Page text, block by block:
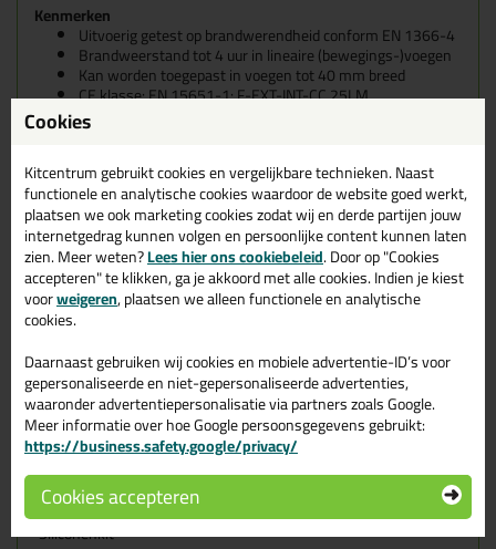
Kenmerken
Uitvoerig getest op brandwerendheid conform EN 1366-4
Brandweerstand tot 4 uur in lineaire (bewegings-)voegen
Kan worden toegepast in voegen tot 40 mm breed
CE klasse: EN 15651-1: F-EXT-INT-CC 25LM
CE klasse: EN 15651-2: G-CC 25LM
Bewegingsopname tot 25%
tegen UV, water en weersomstandigheden
Ook buiten toepasbaar
Niet overschilderbaar
Brandklasse: B1 (DIN4102 - Part 1)
Franse VOC-emissie klasse A+
Eigenschappen Bostik FP 402
fireseal Silicone 310ml
Merk
Bostik
Verpakkingstype
Koker
Kenmerk
Brandwerend, Niet overschilderbaar, Schimmelwerend
Soort
Siliconenkit
Cookies
Kitcentrum gebruikt cookies en vergelijkbare technieken. Naast
functionele en analytische cookies waardoor de website goed werkt,
plaatsen we ook marketing cookies zodat wij en derde partijen jouw
internetgedrag kunnen volgen en persoonlijke content kunnen laten
zien. Meer weten?Lees hier ons cookiebeleid. Door op "Cookies
accepteren" te klikken, ga je akkoord met alle cookies. Indien je kiest
voorweigeren, plaatsen we alleen functionele en analytische
cookies.
Daarnaast gebruiken wij cookies en mobiele advertentie-ID’s voor
gepersonaliseerde en niet-gepersonaliseerde advertenties,
waaronder advertentiepersonalisatie via partners zoals Google.
Meer informatie over hoe Google persoonsgegevens gebruikt:
https://business.safety.google/privacy/
Cookies accepteren